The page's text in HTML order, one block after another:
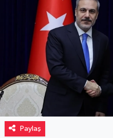
Paylaş
Magazin
Müzik
Piyasa
Resmi İlanlar
Sağlık